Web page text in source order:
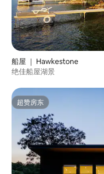
船屋 ｜ Hawkestone
绝佳船屋湖景
超赞房东
超赞房东